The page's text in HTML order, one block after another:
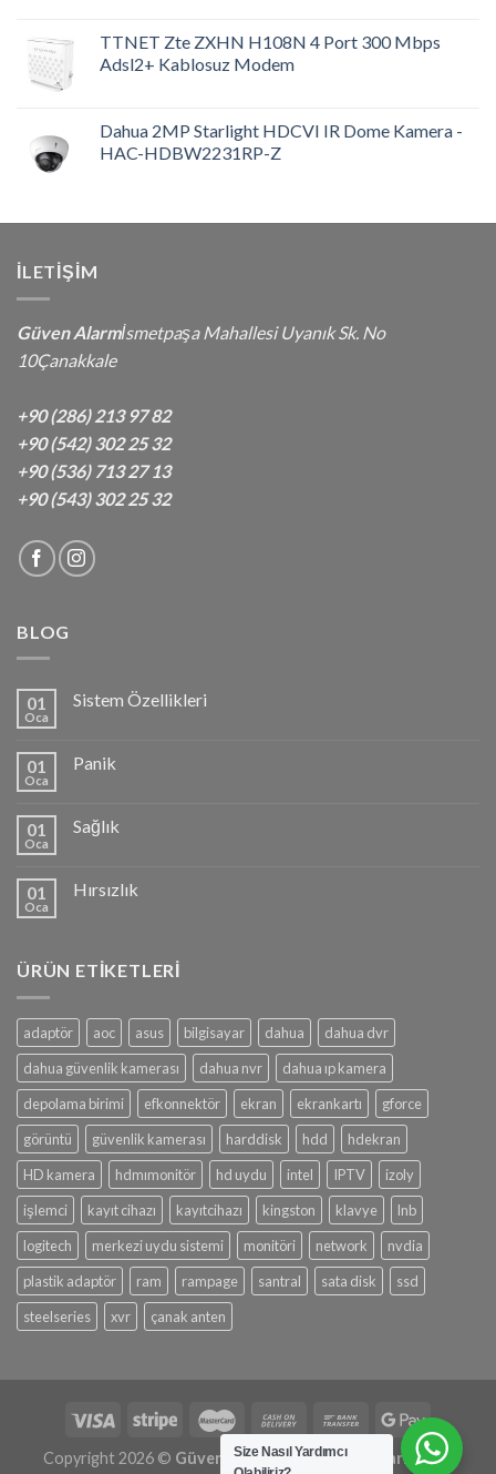
TTNET Zte ZXHN H108N 4 Port 300 Mbps
Adsl2+ Kablosuz Modem
Dahua 2MP Starlight HDCVI IR Dome Kamera -
HAC-HDBW2231RP-Z
İLETIŞIM
Güven Alarmİsmetpaşa Mahallesi Uyanık Sk. No
10Çanakkale
+90 (286) 213 97 82
+90 (542) 302 25 32
+90 (536) 713 27 13
+90 (543) 302 25 32
BLOG
01
Oca
Sistem Özellikleri
01
Oca
Panik
01
Oca
Sağlık
01
Oca
Hırsızlık
ÜRÜN ETIKETLERI
adaptör aoc asus bilgisayar dahua
dahua dvr
dahua güvenlik kamerası
dahua nvr
dahua ıp kamera
depolama birimi
efkonnektör ekran ekrankartı
gforce
görüntü
güvenlik kamerası harddisk hdd
hdekran
HD kamera
hdmımonitör hd uydu intel IPTV
izoly
işlemci
kayıt cihazı kayıtcihazı kingston klavye
lnb
logitech
merkezi uydu sistemi monitöri network
nvdia
plastik adaptör
ram rampage santral sata disk
ssd
steelseries
xvr çanak anten
Copyright 2026 © Güven Alarm Sistemleri | Tasarım: His
Size Nasıl Yardımcı